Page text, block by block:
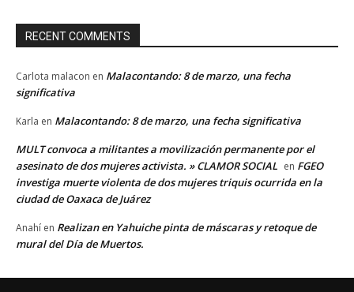
RECENT COMMENTS
Carlota malacon en Malacontando: 8 de marzo, una fecha
significativa
Karla en Malacontando: 8 de marzo, una fecha significativa
MULT convoca a militantes a movilización permanente por el
asesinato de dos mujeres activista. » CLAMOR SOCIAL en FGEO
investiga muerte violenta de dos mujeres triquis ocurrida en la
ciudad de Oaxaca de Juárez
Anahí en Realizan en Yahuiche pinta de máscaras y retoque de
mural del Día de Muertos.